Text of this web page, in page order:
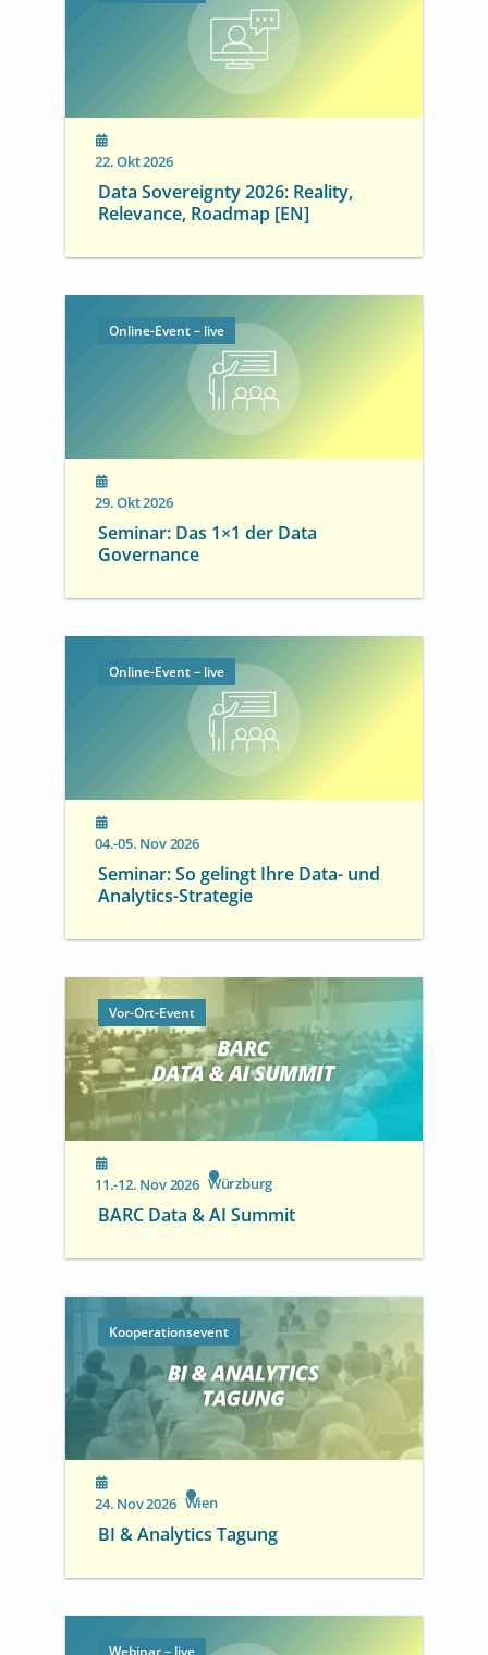
22. Okt 2026
Data Sovereignty 2026: Reality,
Relevance, Roadmap [EN]
Online-Event – live
29. Okt 2026
Seminar: Das 1×1 der Data
Governance
Online-Event – live
04.-05. Nov 2026
Seminar: So gelingt Ihre Data- und
Analytics-Strategie
Vor-Ort-Event
11.-12. Nov 2026 Würzburg
BARC Data & AI Summit
Kooperationsevent
24. Nov 2026 Wien
BI & Analytics Tagung
Webinar – live